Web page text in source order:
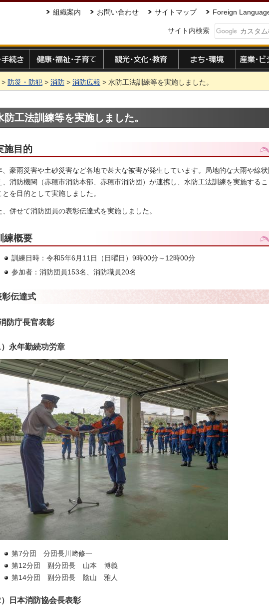
組織案内 お問い合わせ サイトマップ Foreign
サイト内検索
> 防災・防犯 > 消防 > 消防広報 > 水防工法訓練等を実施しました。
防工法訓練等を実施しました。
施目的
、豪雨災害や土砂災害など各地で甚大な被害が発生しています。局地的な大雨や線
、消防機関（赤穂市消防本部、赤穂市消防団）が連携し、水防工法訓練を実施する
とを目的として実施しました。
、併せて消防団員の表彰伝達式を実施しました。
練概要
訓練日時：令和5年6月11日（日曜日）9時00分～12時00分
参加者：消防団員153名、消防職員20名
彰伝達式
防庁長官表彰
永年勤続功労章
第7分団 分団長川﨑修一
第12分団
副分団長 山本
博義
第14分団
副分団長 陰山 雅人
日本消防協会長表彰